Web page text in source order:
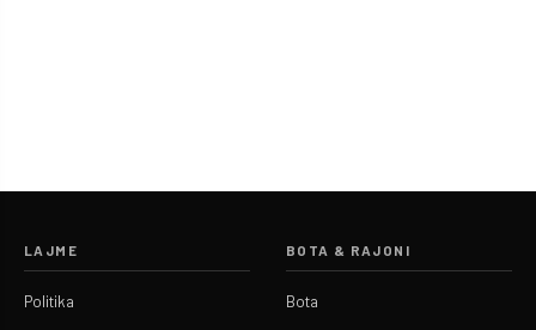
LAJME
Politika
BOTA & RAJONI
Bota